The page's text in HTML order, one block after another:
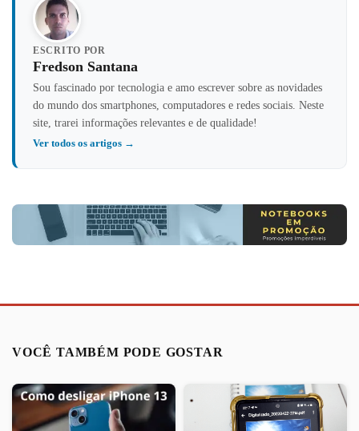
ESCRITO POR
Fredson Santana
Sou fascinado por tecnologia e amo escrever sobre as novidades
do mundo dos smartphones, computadores e redes sociais. Neste
site, trarei informações relevantes e de qualidade!
Ver todos os artigos →
VOCÊ TAMBÉM PODE GOSTAR